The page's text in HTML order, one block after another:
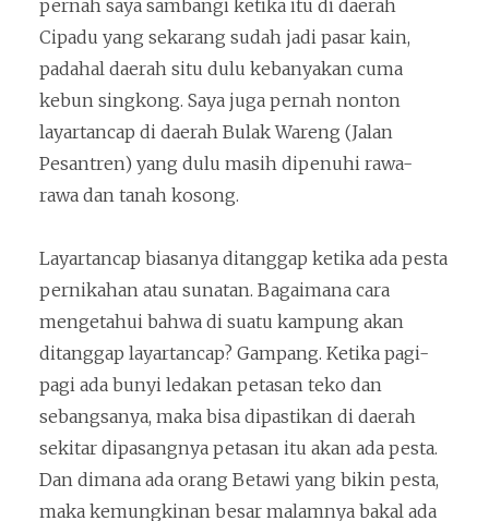
pernah saya sambangi ketika itu di daerah
Cipadu yang sekarang sudah jadi pasar kain,
padahal daerah situ dulu kebanyakan cuma
kebun singkong. Saya juga pernah nonton
layartancap di daerah Bulak Wareng (Jalan
Pesantren) yang dulu masih dipenuhi rawa-
rawa dan tanah kosong.
Layartancap biasanya ditanggap ketika ada pesta
pernikahan atau sunatan. Bagaimana cara
mengetahui bahwa di suatu kampung akan
ditanggap layartancap? Gampang. Ketika pagi-
pagi ada bunyi ledakan petasan teko dan
sebangsanya, maka bisa dipastikan di daerah
sekitar dipasangnya petasan itu akan ada pesta.
Dan dimana ada orang Betawi yang bikin pesta,
maka kemungkinan besar malamnya bakal ada